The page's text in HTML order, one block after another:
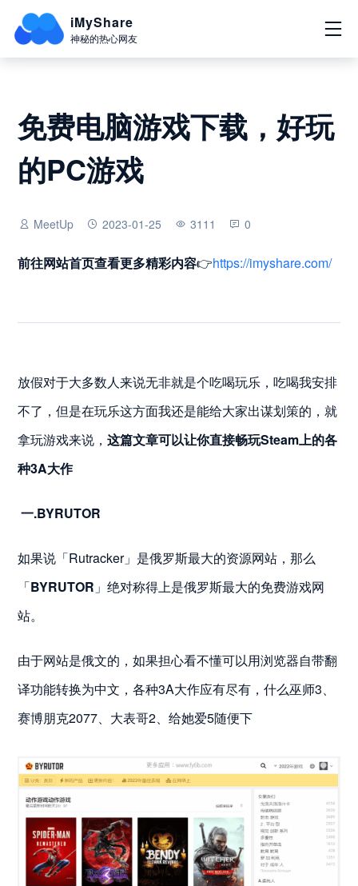
iMyShare
神秘的热心网友
免费电脑游戏下载，好玩
的PC游戏
MeetUp 2023-01-25 3111 0
前往网站首页查看更多精彩内容👉https://imyshare.com/
放假对于大多数人来说无非就是个吃喝玩乐，吃喝我安排
不了，但是在玩乐这方面我还是能给大家出谋划策的，就
拿玩游戏来说，这篇文章可以让你直接畅玩Steam上的各
种3A大作
一.BYRUTOR
如果说「Rutracker」是俄罗斯最大的资源网站，那么
「BYRUTOR 」绝对称得上是俄罗斯最大的免费游戏网
站。
由于网站是俄文的，如果担心看不懂可以用浏览器自带翻
译功能转换为中文，各种3A大作应有尽有，什么巫师3、
赛博朋克2077、大表哥2、给她爱5随便下